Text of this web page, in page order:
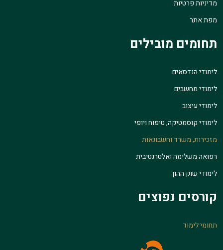
מדיניות פרטיות
מפת אתר
תחומים מובילים
לימודי הנדסאים
לימודי מחשבים
לימודי עיצוב
לימודי קוסמטיקה, טיפוח ויופי
מזכירות, משרד וחשבונאות
רפואה משלימה ואלטרנטיבית
לימודי שוק ההון
קורסים נפוצים
תחומי לימוד